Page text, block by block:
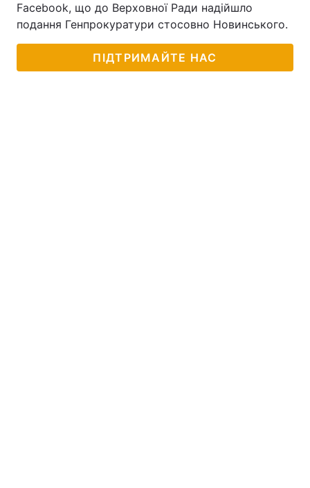
Facebook, що до Верховної Ради надійшло
подання Генпрокуратури стосовно Новинського.
ПІДТРИМАЙТЕ НАС